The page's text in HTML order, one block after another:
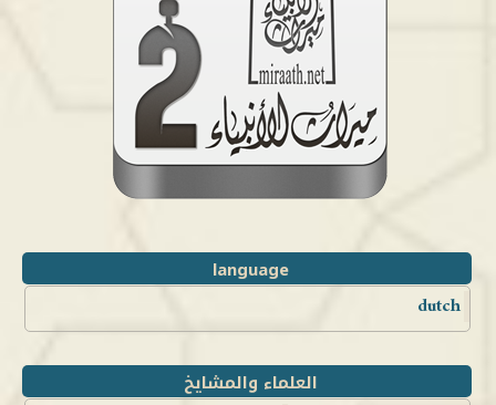
language
dutch
العلماء والمشايخ